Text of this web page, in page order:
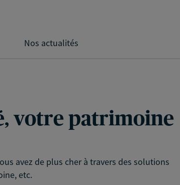
Nos actualités
votre patrimoine
avez de plus cher à travers des solutions
etc.